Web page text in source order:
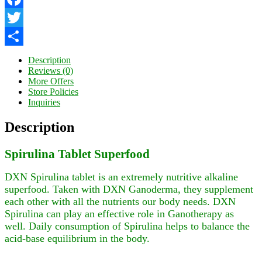
Facebook
Twitter
Description
Reviews (0)
More Offers
Store Policies
Inquiries
Description
Spirulina Tablet Superfood
DXN Spirulina tablet is an extremely nutritive alkaline
superfood. Taken with DXN Ganoderma, they supplement
each other with all the nutrients our body needs. DXN
Spirulina can play an effective role in Ganotherapy as
well. Daily consumption of Spirulina helps to balance the
acid-base equilibrium in the body.